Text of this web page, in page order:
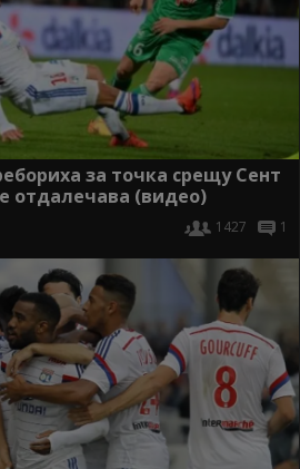
за точка срещу Сент
отдалечава (видео)
1427 1